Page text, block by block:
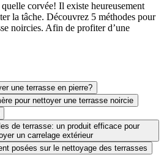
corvée! Il existe heureusement
la tâche. Découvrez 5 méthodes pour
noircies. Afin de profiter d’une
une terrasse en pierre?
pour nettoyer une terrasse noircie
de terrasse: un produit efficace pour
un carrelage extérieur
posées sur le nettoyage des terrasses